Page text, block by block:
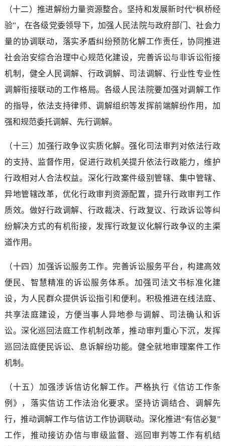
（十二）推进解纷力量资源整合。坚持和发展新时代“枫桥经
验”，在各级党委领导下，加强人民法院与政府部门、社会力
量的协调联动，落实矛盾纠纷预防化解工作责任，协同推进
社会治安综合治理中心规范化建设，完善诉讼与非诉讼衔接
机制，健全人民调解、行政调解、司法调解、行业性专业性
调解衔接联动的工作格局。各级人民法院要加强对调解工作
的指导，依法支持律师、调解组织等发挥前端解纷作用，加
强和规范委托调解、先行调解。
（十三）加强行政争议实质化解。强化司法审判对依法行政
的支持、监督作用，促进行政机关提升依法行政能力，维护
行政相对人合法权益。深化行政案件级别管辖、集中管辖、
异地管辖改革，优化行政审判资源配置，提升行政审判工作
质效。做好行政调解、行政裁决、行政复议、行政诉讼等纠
纷解决方式的有机衔接，发挥行政复议化解行政争议的主渠
道作用。
（十四）加强诉讼服务工作。完善诉讼服务平台，构建高效
便民、智慧精准的诉讼服务体系。加强司法文书标准化建
设，为人民群众提供诉讼指引和便利。积极推进在线法庭、
共享法庭建设，方便当事人异地参与调解、司法确认和诉
讼。深化巡回法庭工作机制改革，推动审判重心下沉，发挥
巡回法庭便民诉讼、息诉解纷功能。健全就地审理案件工作
机制。
（十五）加强涉诉信访化解工作。严格执行《信访工作条
例》，落实信访工作法治化要求。坚持访调结合、调解先
行，推动调解工作与信访工作协调联动。深化推进“有信必复”
工作，推动接访办信与审级监督、巡回审判等工作有机结